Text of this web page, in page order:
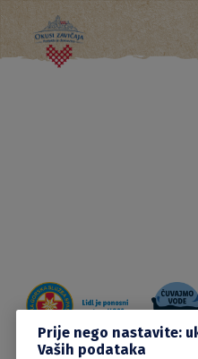
Prije nego nastavite:
Vaših podataka